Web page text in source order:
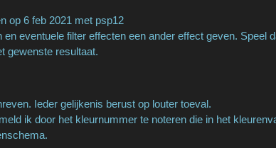
op 6 feb 2021 met psp12
eventuele filter effecten een ander effect geven. Speel
gewenste resultaat.
Ieder gelijkenis berust op louter toeval.
ik door het kleurnummer te noteren die in het